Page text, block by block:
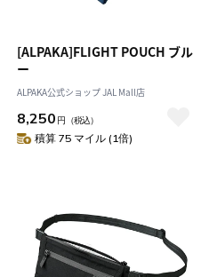
[ALPAKA]FLIGHT POUCH ブル
ー
ALPAKA公式ショップ JAL Mall店
8,250 円 （税込）
積算 75 マイル (1倍)